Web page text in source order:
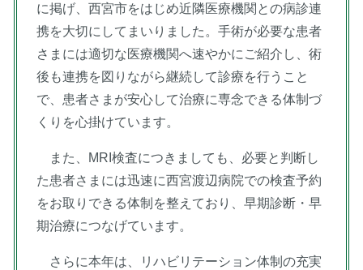
に掲げ、西宮市をはじめ近隣医療機関との病診連
携を大切にしてまいりました。手術が必要な患者
さまには適切な医療機関へ速やかにご紹介し、術
後も連携を図りながら継続して診療を行うこと
で、患者さまが安心して治療に専念できる体制づ
くりを心掛けています。
また、MRI検査につきましても、必要と判断し
た患者さまには迅速に西宮渡辺病院での検査予約
をお取りできる体制を整えており、早期診断・早
期治療につなげています。
さらに本年は、リハビリテーション体制の充実